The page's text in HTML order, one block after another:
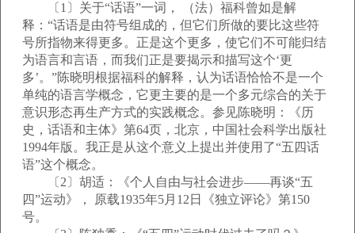
〔1〕关于“话语”一词， （法）福科曾如是解
释：“话语是由符号组成的，但它们所做的要比这些符
号所指物来得更多。正是这个更多，使它们不可能归结
为语言和言语，而我们正是要揭示和描写这个‘更
多’。”陈晓明根据福科的解释，认为话语恰恰不是一个
单纯的语言学概念，它更主要的是一个多元综合的关于
意识形态再生产方式的实践概念。参见陈晓明：《历
史，话语和主体》第64页，北京，中国社会科学出版社
1994年版。我正是从这个意义上提出并使用了“五四话
语”这个概念。
〔2〕胡适：《个人自由与社会进步——再谈“五
四”运动》， 原载1935年5月12日《独立评论》第150
号。